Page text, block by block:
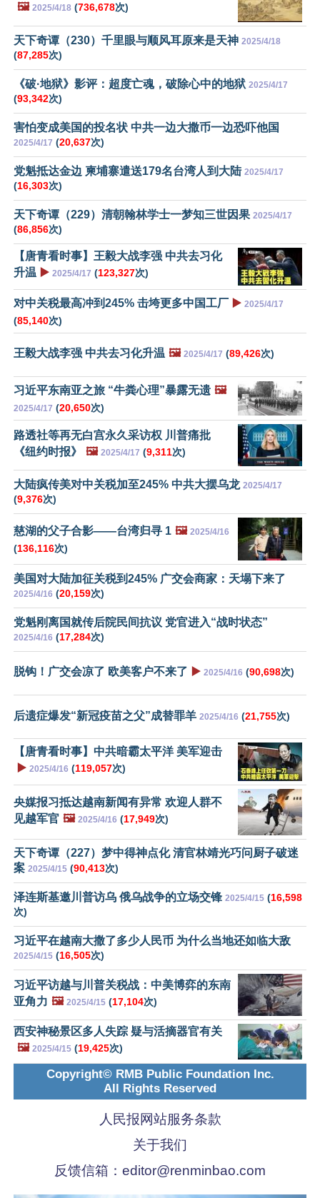
🖼️ 2025/4/18 (736,678次)
天下奇谭（230）千里眼与顺风耳原来是天神 2025/4/18
(87,285次)
《破·地狱》影评：超度亡魂，破除心中的地狱 2025/4/17
(93,342次)
害怕变成美国的投名状 中共一边大撒币一边恐吓他国
2025/4/17 (20,637次)
党魁抵达金边 柬埔寨遣送179名台湾人到大陆 2025/4/17
(16,303次)
天下奇谭（229）清朝翰林学士一梦知三世因果 2025/4/17
(86,856次)
【唐青看时事】王毅大战李强 中共去习化
升温 ▶️ 2025/4/17 (123,327次)
对中关税最高冲到245% 击垮更多中国工厂 ▶️ 2025/4/17
(85,140次)
王毅大战李强 中共去习化升温 🖼️ 2025/4/17 (89,426次)
习近平东南亚之旅 “牛粪心理”暴露无遗 🖼️
2025/4/17 (20,650次)
路透社等再无白宫永久采访权 川普痛批
《纽约时报》
🖼️ 2025/4/17 (9,311次)
大陆疯传美对中关税加至245% 中共大摆乌龙 2025/4/17
(9,376次)
慈湖的父子合影——台湾归寻 1 🖼️ 2025/4/16
(136,116次)
美国对大陆加征关税到245% 广交会商家：天塌下来了
2025/4/16 (20,159次)
党魁刚离国就传后院民间抗议 党官进入“战时状态”
2025/4/16 (17,284次)
脱钩！广交会凉了 欧美客户不来了 ▶️ 2025/4/16 (90,698次)
后遗症爆发“新冠疫苗之父”成替罪羊 2025/4/16 (21,755次)
【唐青看时事】中共暗霸太平洋 美军迎击
▶️ 2025/4/16 (119,057次)
央媒报习抵达越南新闻有异常 欢迎人群不
见越军官 🖼️ 2025/4/16 (17,949次)
天下奇谭（227）梦中得神点化 清官林靖光巧问厨子破迷
案 2025/4/15 (90,413次)
泽连斯基邀川普访乌 俄乌战争的立场交锋 2025/4/15 (16,598
次)
习近平在越南大撒了多少人民币 为什么当地还如临大敌
2025/4/15 (16,505次)
习近平访越与川普关税战：中美博弈的东南
亚角力 🖼️ 2025/4/15 (17,104次)
西安神秘景区多人失踪 疑与活摘器官有关
🖼️ 2025/4/15 (19,425次)
Copyright© RMB Public Foundation Inc.
All Rights Reserved
人民报网站服务条款
关于我们
反馈信箱： editor@renminbao.com